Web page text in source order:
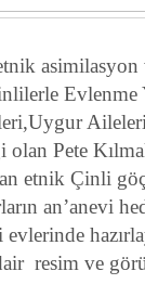
Evlenme
Pete
etnik Çinli
an’anevi
resim ve